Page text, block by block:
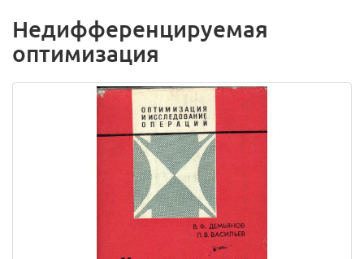
Недифференцируемая
оптимизация